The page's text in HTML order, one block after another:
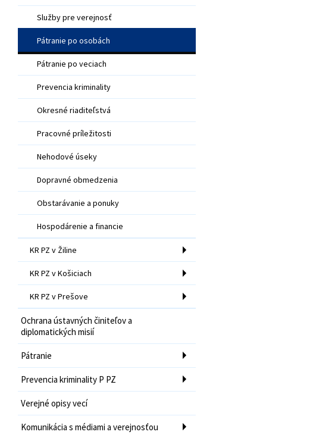
Služby pre verejnosť
Pátranie po osobách
Pátranie po veciach
Prevencia kriminality
Okresné riaditeľstvá
Pracovné príležitosti
Nehodové úseky
Dopravné obmedzenia
Obstarávanie a ponuky
Hospodárenie a financie
KR PZ v Žiline
KR PZ v Košiciach
KR PZ v Prešove
Ochrana ústavných činiteľov a
diplomatických misií
Pátranie
Prevencia kriminality P PZ
Verejné opisy vecí
Komunikácia s médiami a verejnosťou